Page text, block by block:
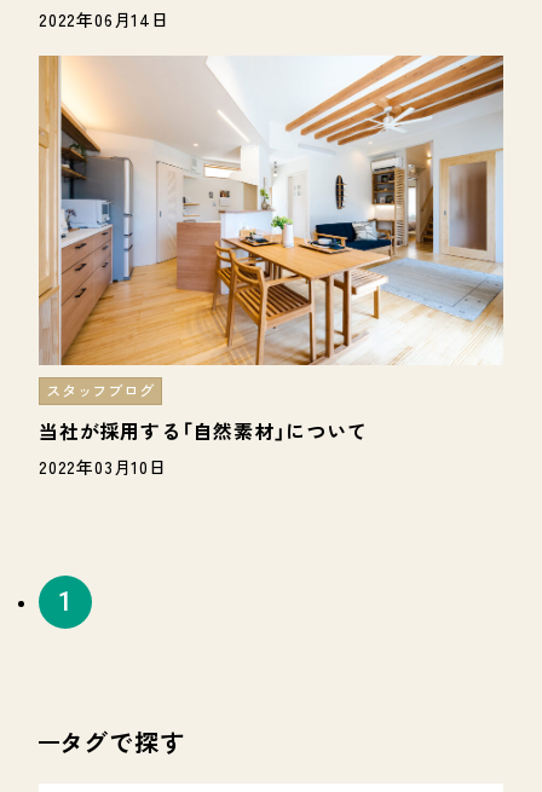
2022年06月14日
当社が採用する「自然素材」について
スタッフブログ
2022年03月10日
タグで探す